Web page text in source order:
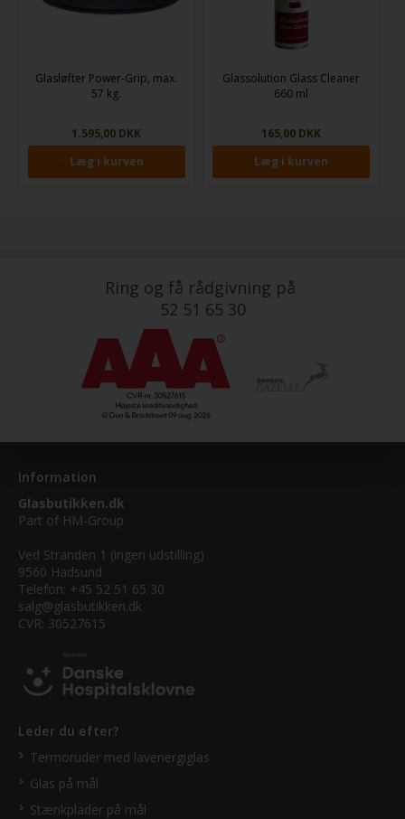
Glasløfter Power-Grip, max.
57 kg.
1.595,00 DKK
Glassolution Glass Cleaner
660 ml
165,00 DKK
Ring og få rådgivning på
52 51 65 30
Information
Glasbutikken.dk
Part of HM-Group
Ved Stranden 1 (ingen udstilling)
9560 Hadsund
Telefon: +45 52 51 65 30
salg@glasbutikken.dk
CVR: 30527615
Leder du efter?
Termoruder med lavenergiglas
Glas på mål
Stænkplader på mål